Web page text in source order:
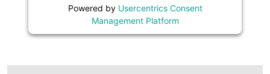
Powered by Usercentrics Consent
Management Platform